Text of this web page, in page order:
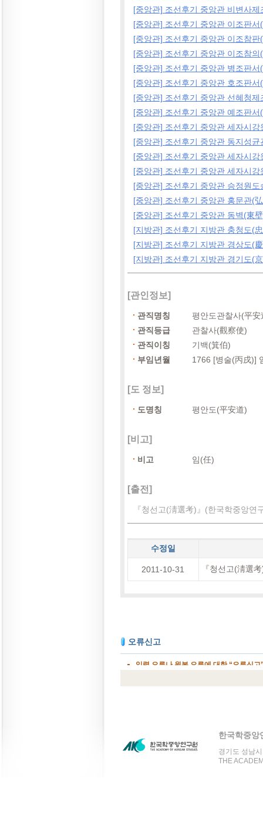
[중앙관] 조선후기 중앙관 비변사
[중앙관] 조선후기 중앙관 이조판서
[중앙관] 조선후기 중앙관 이조참판
[중앙관] 조선후기 중앙관 이조참의
[중앙관] 조선후기 중앙관 병조판서
[중앙관] 조선후기 중앙관 호조판서
[중앙관] 조선후기 중앙관 선혜청
[중앙관] 조선후기 중앙관 예조판서
[중앙관] 조선후기 중앙관 세자시
[중앙관] 조선후기 중앙관 동지성
[중앙관] 조선후기 중앙관 세자시
[중앙관] 조선후기 중앙관 세자시
[중앙관] 조선후기 중앙관 승정원
[중앙관] 조선후기 중앙관 홍문관(
[중앙관] 조선후기 중앙관 동벽(東
[지방관] 조선후기 지방관 충청도(
[지방관] 조선후기 지방관 경상도(
[지방관] 조선후기 지방관 경기도(
[관인정보]
관직명칭
평안도관찰사(平安
관직등급
관찰사(觀察使)
관직이칭
기백(箕伯)
부임년월
1766 [병술(丙戌)]
[도 정보]
도명칭 평안도(平安道)
[비고]
비고 임(任)
[출전]
『청선고(淸選考)』(한국학중앙연
수정일
2011-10-31 『청선고(淸選
한국학중앙
경기도 성남
THE